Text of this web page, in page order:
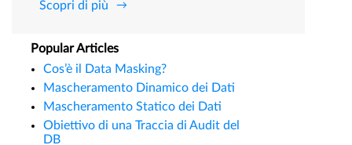
Scopri di più
Popular Articles
Cos’è il Data Masking?
Mascheramento Dinamico dei Dati
Mascheramento Statico dei Dati
Obiettivo di una Traccia di Audit del
DB